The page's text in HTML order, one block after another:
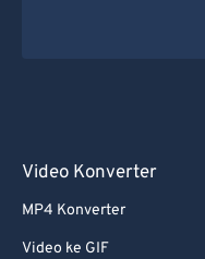
Video Konverter
MP4 Konverter
Video ke GIF